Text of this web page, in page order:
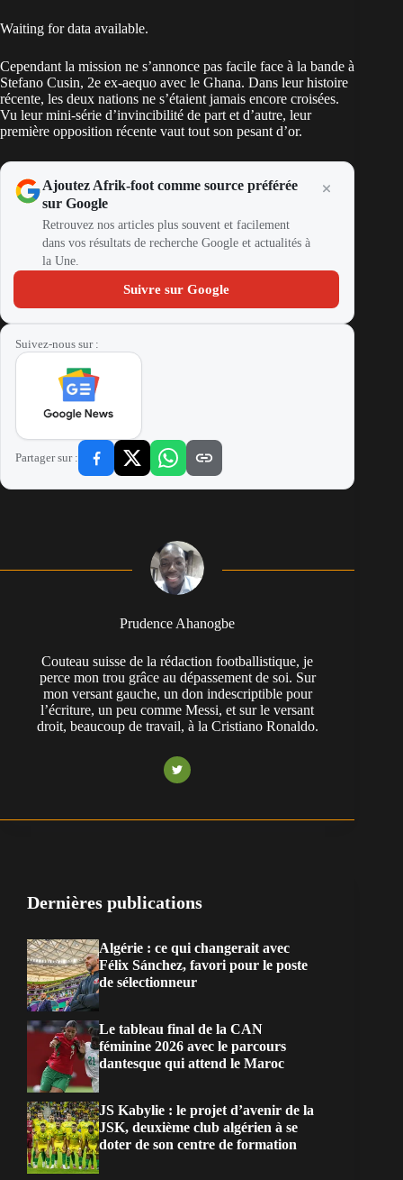
Waiting for data available.
Cependant la mission ne s’annonce pas facile face à la bande à
Stefano Cusin, 2e ex-aequo avec le Ghana. Dans leur histoire
récente, les deux nations ne s’étaient jamais encore croisées.
Vu leur mini-série d’invincibilité de part et d’autre, leur
première opposition récente vaut tout son pesant d’or.
Ajoutez Afrik-foot comme source préférée
sur Google
Retrouvez nos articles plus souvent et facilement
dans vos résultats de recherche Google et actualités à
la Une.
Suivre sur Google
Suivez-nous sur :
Partager sur :
Prudence Ahanogbe
Couteau suisse de la rédaction footballistique, je
perce mon trou grâce au dépassement de soi. Sur
mon versant gauche, un don indescriptible pour
l’écriture, un peu comme Messi, et sur le versant
droit, beaucoup de travail, à la Cristiano Ronaldo.
Dernières publications
Algérie : ce qui changerait avec
Félix Sánchez, favori pour le poste
de sélectionneur
Le tableau final de la CAN
féminine 2026 avec le parcours
dantesque qui attend le Maroc
JS Kabylie : le projet d’avenir de la
JSK, deuxième club algérien à se
doter de son centre de formation